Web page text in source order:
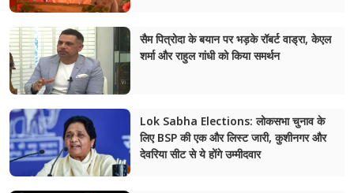
सैम पित्रोदा के बयान पर भड़के रॉबर्ट वाड्रा, केएल
शर्मा और राहुल गांधी को किया समर्थन
Lok Sabha Elections: लोकसभा चुनाव के
लिए BSP की एक और लिस्ट जारी, कुशीनगर और
देवरिया सीट से ये होंगे उम्मीदवार
नैनीताल
बागेश्वर
हरिद्वार